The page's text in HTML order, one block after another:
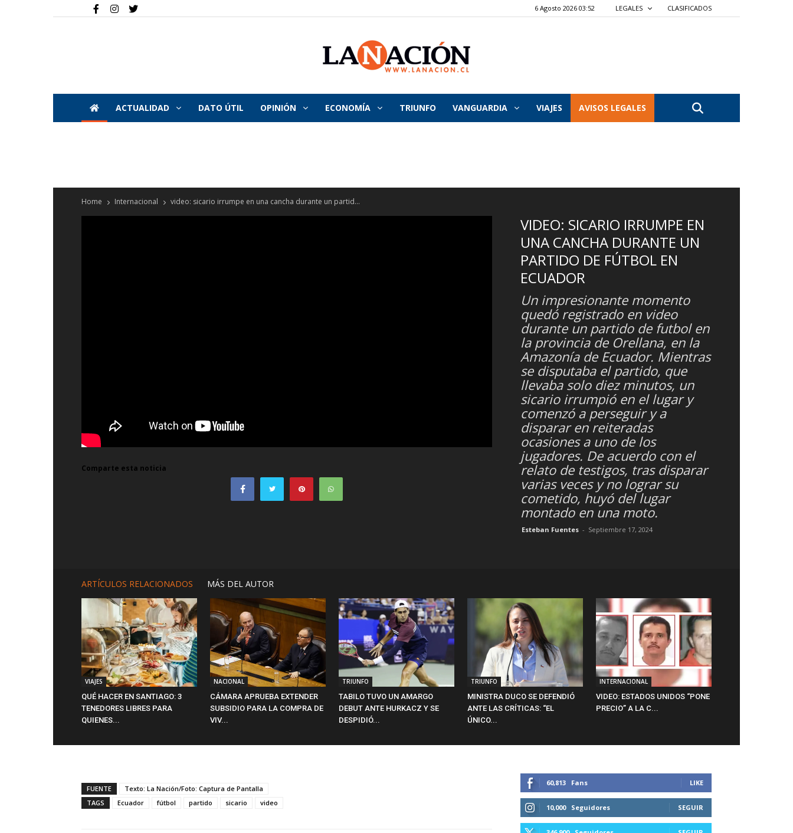
6 Agosto 2026 03:52 LEGALES CLASIFICADOS
La
Nación
ACTUALIDAD DATO ÚTIL OPINIÓN ECONOMÍA TRIUNFO VANGUARDIA VIAJES AVISOS LEGALES
Home Internacional video: sicario irrumpe en una cancha durante un partid...
VIDEO: SICARIO IRRUMPE EN
UNA CANCHA DURANTE UN
PARTIDO DE FÚTBOL EN
ECUADOR
Un impresionante momento
quedó registrado en video
durante un partido de futbol en
la provincia de Orellana, en la
Amazonía de Ecuador. Mientras
se disputaba el partido, que
llevaba solo diez minutos, un
sicario irrumpió en el lugar y
comenzó a perseguir y a
disparar en reiteradas
ocasiones a uno de los
jugadores. De acuerdo con el
relato de testigos, tras disparar
varias veces y no lograr su
cometido, huyó del lugar
montado en una moto.
Esteban Fuentes - Septiembre 17, 2024
Comparte esta noticia
ARTÍCULOS RELACIONADOS MÁS DEL AUTOR
VIAJES
QUÉ HACER EN SANTIAGO: 3
TENEDORES LIBRES PARA
QUIENES...
NACIONAL
CÁMARA APRUEBA EXTENDER
SUBSIDIO PARA LA COMPRA DE
VIV...
TRIUNFO
TABILO TUVO UN AMARGO
DEBUT ANTE HURKACZ Y SE
DESPIDIÓ...
TRIUNFO
MINISTRA DUCO SE DEFENDIÓ
ANTE LAS CRÍTICAS: “EL
ÚNICO...
INTERNACIONAL
VIDEO: ESTADOS UNIDOS “PONE
PRECIO” A LA C...
FUENTE
Texto: La Nación/Foto: Captura de Pantalla
TAGS
Ecuador fútbol partido sicario video
60,813 Fans LIKE
10,000 Seguidores SEGUIR